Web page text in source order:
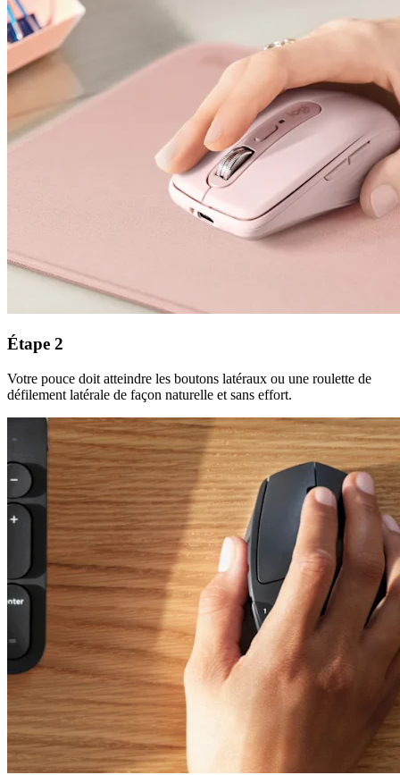
Étape 2
Votre pouce doit atteindre les boutons latéraux ou une roulette de
défilement latérale de façon naturelle et sans effort.